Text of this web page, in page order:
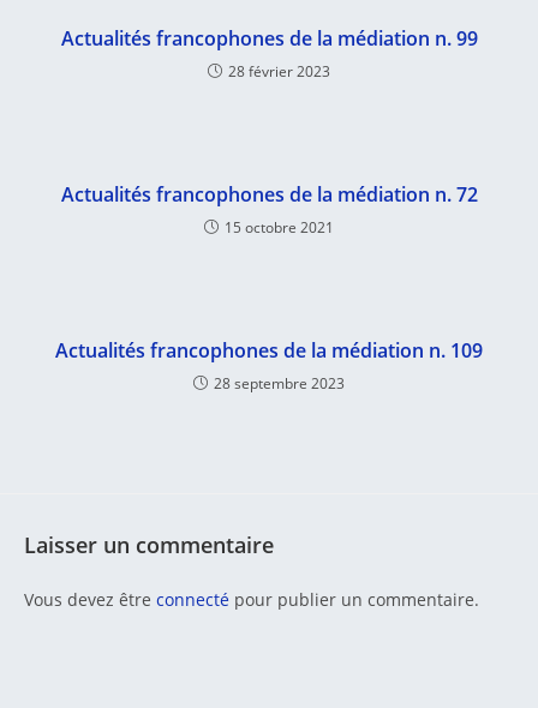
Actualités francophones de la médiation n. 99
28 février 2023
Actualités francophones de la médiation n. 72
15 octobre 2021
Actualités francophones de la médiation n. 109
28 septembre 2023
Laisser un commentaire
Vous devez être connecté pour publier un commentaire.